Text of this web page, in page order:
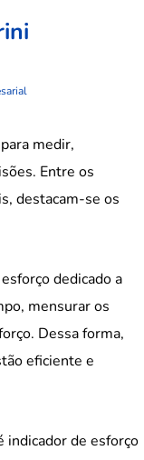
medir,
Entre os
destacam-se os
dedicado a
mensurar os
Dessa forma,
eficiente e
indicador de esforço